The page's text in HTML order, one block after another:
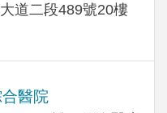
道二段489號20樓
醫院